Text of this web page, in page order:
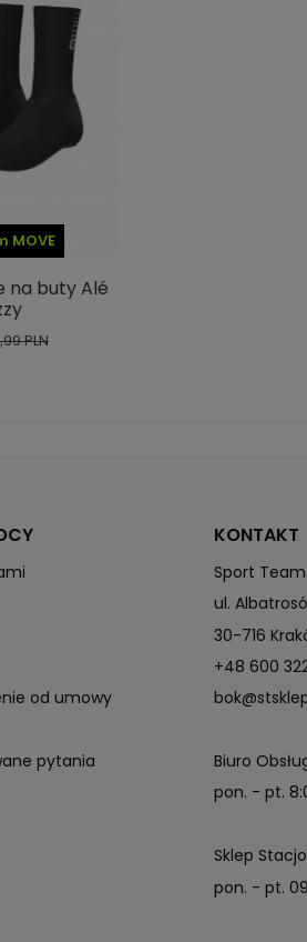
MOVE
na buty Alé
PLN
od umowy
pytania
KONTAKT
Sport Team
ul.
30-716
+48 600
Biuro
pon. - pt.
Sklep
pon. - pt.